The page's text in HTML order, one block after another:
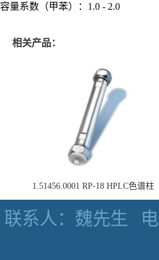
容量系数（甲苯）：1.0 - 2.0
相关产品：
1.51456.0001 RP-18 HPLC色谱柱
联系人：魏先生